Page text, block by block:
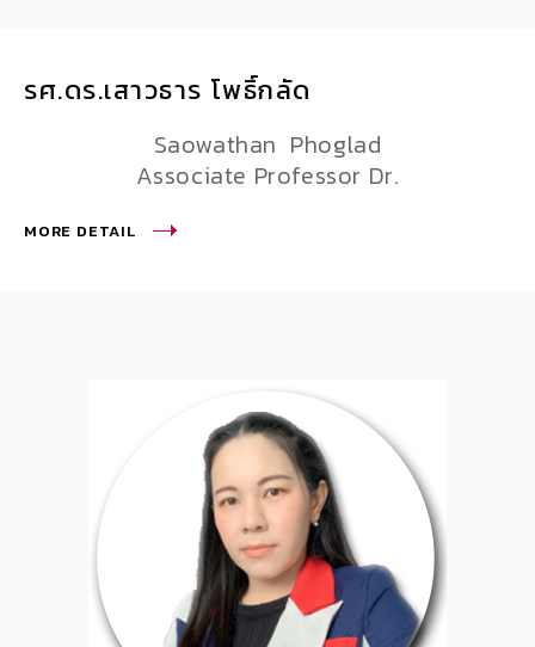
รศ.ดร.เสาวธาร โพธิ์กลัด
Saowathan Phoglad
Associate Professor Dr.
MORE DETAIL